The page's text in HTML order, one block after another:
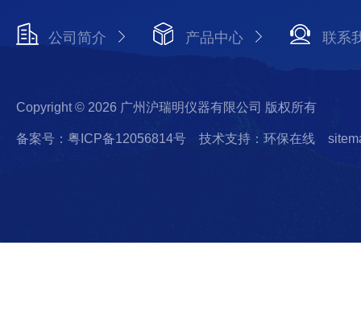
公司简介 产品中心 联系
Copyright © 2026 广州沪瑞明仪器有限公司 版权所有
备案号：粤ICP备12056814号 技术支持：环保在线